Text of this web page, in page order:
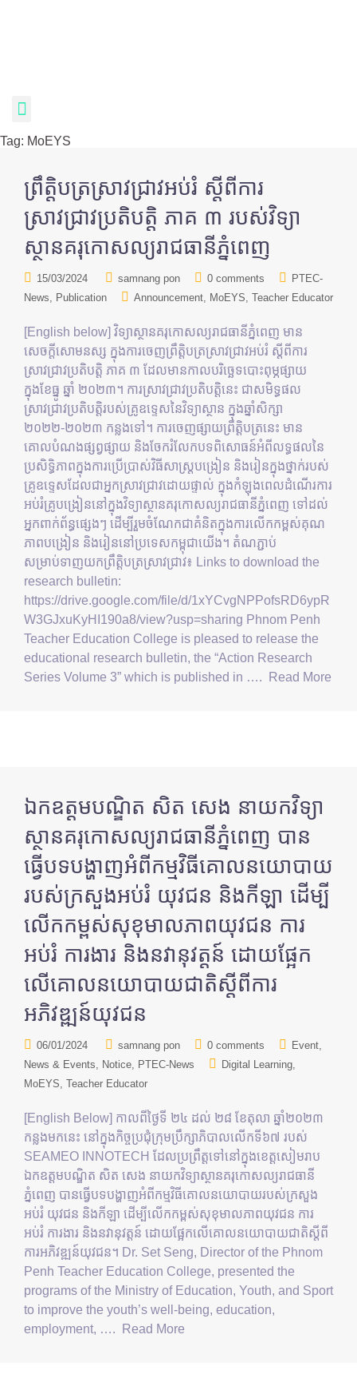
Tag: MoEYS
ព្រឹត្តិបត្រស្រាវជ្រាវអប់រំ ស្តីពីការ
ស្រាវជ្រាវប្រតិបត្តិ ភាគ ៣ របស់វិទ្យា
ស្ថានគរុកោសល្យរាជធានីភ្នំពេញ
15/03/2024 samnang pon 0 comments
PTEC-
News
Publication Announcement MoEYS Teacher Educator
[English below] វិទ្យាស្ថានគរុកោសល្យរាជធានីភ្នំពេញ មាន
សេចក្តីសោមនស្ស ក្នុងការចេញព្រឹត្តិបត្រស្រាវជ្រាវអប់រំ ស្តីពីការ
ស្រាវជ្រាវប្រតិបត្តិ ភាគ ៣ ដែលមានកាលបរិច្ឆេទបោះពុម្ភផ្សាយ
ក្នុងខែធ្នូ ឆ្នាំ ២០២៣។ ការស្រាវជ្រាវប្រតិបត្តិនេះ ជាសមិទ្ធផល
ស្រាវជ្រាវប្រតិបត្តិរបស់គ្រូឧទ្ទេសនៃវិទ្យាស្ថាន ក្នុងឆ្នាំសិក្សា
២០២២-២០២៣ កន្លងទៅ។ ការចេញផ្សាយព្រឹត្តិបត្រនេះ មាន
គោលបំណងផ្សព្វផ្សាយ និងចែករំលែកបទពិសោធន៍អំពីលទ្ធផលនៃ
ប្រសិទ្ធិភាពក្នុងការប្រើប្រាស់វិធីសាស្រ្តបង្រៀន និងរៀនក្នុងថ្នាក់របស់
គ្រូឧទ្ទេសដែលជាអ្នកស្រាវជ្រាវដោយផ្ទាល់ ក្នុងកំឡុងពេលដំណើរការ
អប់រំគ្រូបង្រៀននៅក្នុងវិទ្យាស្ថានគរុកោសល្យរាជធានីភ្នំពេញ ទៅដល់
អ្នកពាក់ព័ន្ធផ្សេងៗ ដើម្បីរួមចំណែកជាគំនិតក្នុងការលើកកម្ពស់គុណ
ភាពបង្រៀន និងរៀននៅប្រទេសកម្ពុជាយើង។ តំណភ្ជាប់
សម្រាប់ទាញយកព្រឹត្តិបត្រស្រាវជ្រាវ៖ Links to download the
research bulletin:
https://drive.google.com/file/d/1xYCvgNPPofsRD6ypR
W3GJxuKyHI190a8/view?usp=sharing Phnom Penh
Teacher Education College is pleased to release the
educational research bulletin, the “Action Research
Series Volume 3” which is published in ….
Read More
ឯកឧត្តមបណ្ឌិត សិត សេង នាយកវិទ្យា
ស្ថានគរុកោសល្យរាជធានីភ្នំពេញ បាន
ធ្វើបទបង្ហាញអំពីកម្មវិធីគោលនយោបាយ
របស់ក្រសួងអប់រំ យុវជន និងកីឡា ដើម្បី
លើកកម្ពស់សុខុមាលភាពយុវជន ការ
អប់រំ ការងារ និងនវានុវត្តន៍ ដោយផ្អែក
លើគោលនយោបាយជាតិស្តីពីការ
អភិវឌ្ឍន៍យុវជន
06/01/2024 samnang pon 0 comments
Event
News & Events
Notice PTEC-News
Digital Learning
MoEYS Teacher Educator
[English Below] កាលពីថ្ងៃទី ២៤ ដល់ ២៨ ខែតុលា ឆ្នាំ២០២៣
កន្លងមកនេះ នៅក្នុងកិច្ចប្រជុំក្រុមប្រឹក្សាភិបាលលើកទី៦៧ របស់
SEAMEO INNOTECH ដែលប្រព្រឹត្តទៅនៅក្នុងខេត្តសៀមរាប
ឯកឧត្តមបណ្ឌិត សិត សេង នាយកវិទ្យាស្ថានគរុកោសល្យរាជធានី
ភ្នំពេញ បានធ្វើបទបង្ហាញអំពីកម្មវិធីគោលនយោបាយរបស់ក្រសួង
អប់រំ យុវជន និងកីឡា ដើម្បីលើកកម្ពស់សុខុមាលភាពយុវជន ការ
អប់រំ ការងារ និងនវានុវត្តន៍ ដោយផ្អែកលើគោលនយោបាយជាតិស្តីពី
ការអភិវឌ្ឍន៍យុវជន។ Dr. Set Seng, Director of the Phnom
Penh Teacher Education College, presented the
programs of the Ministry of Education, Youth, and Sport
to improve the youth’s well-being, education,
employment, ….
Read More